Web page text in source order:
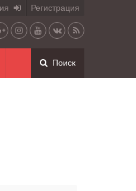
Регистрация
Поиск